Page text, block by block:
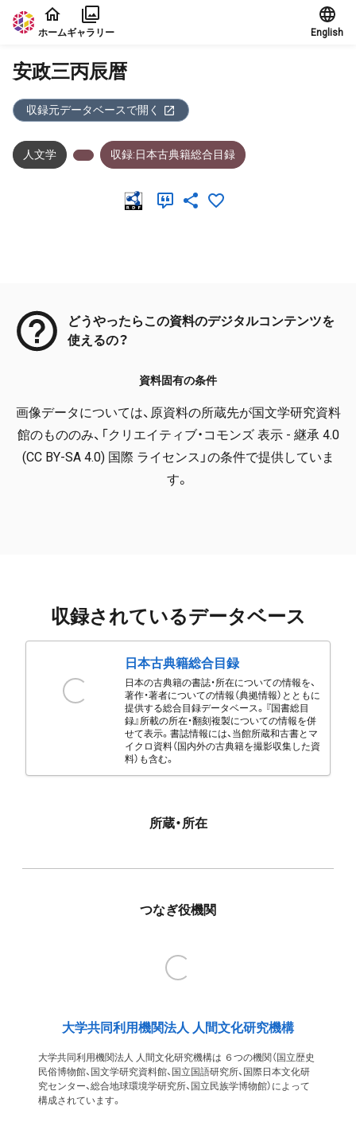
本文に飛ぶ
ホームギャラリー English
安政三丙辰暦
収録元データベースで開く
人文学 収録:日本古典籍総合目録
どうやったらこの資料のデジタルコンテンツを
使えるの？
資料固有の条件
画像データについては、原資料の所蔵先が国文学研究資料
館のもののみ、「クリエイティブ・コモンズ 表示 - 継承 4.0
(CC BY-SA 4.0) 国際 ライセンス」の条件で提供していま
す。
収録されているデータベース
日本古典籍総合目録
日本の古典籍の書誌・所在についての情報を、
著作・著者についての情報（典拠情報）とともに
提供する総合目録データベース。『国書総目
録』所載の所在・翻刻複製についての情報を併
せて表示。書誌情報には、当館所蔵和古書とマ
イクロ資料（国内外の古典籍を撮影収集した資
料）も含む。
所蔵・所在
つなぎ役機関
大学共同利用機関法人 人間文化研究機構
大学共同利用機関法人 人間文化研究機構は ６つの機関（国立歴史
民俗博物館、国文学研究資料館、国立国語研究所、国際日本文化研
究センター、総合地球環境学研究所、国立民族学博物館）によって
構成されています。